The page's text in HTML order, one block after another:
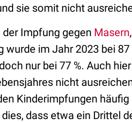
sie somit nicht
Impfung gegen Masern,
im Jahr 2023 bei 87
nur bei 77 %. Auch
nicht
Kinderimpfungen
dass etwa ein Drittel